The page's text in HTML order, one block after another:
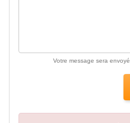
Votre message sera